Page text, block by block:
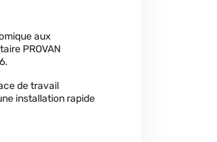
aux
PROVAN
de travail
installation rapide